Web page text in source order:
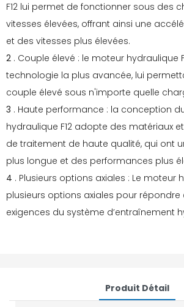
F12 lui permet de fonctionner sous des
vitesses élevées, offrant ainsi une
et des vitesses plus élevées.
2 . Couple élevé : le moteur hydraulique
technologie la plus avancée, lui
couple élevé sous n'importe quelle
3 . Haute performance : la conception
hydraulique F12 adopte des matériaux
de traitement de haute qualité, qui ont
plus longue et des performances plus
4 . Plusieurs options axiales : Le moteur
plusieurs options axiales pour répondre
exigences du système d’entraînement
Produit Détail